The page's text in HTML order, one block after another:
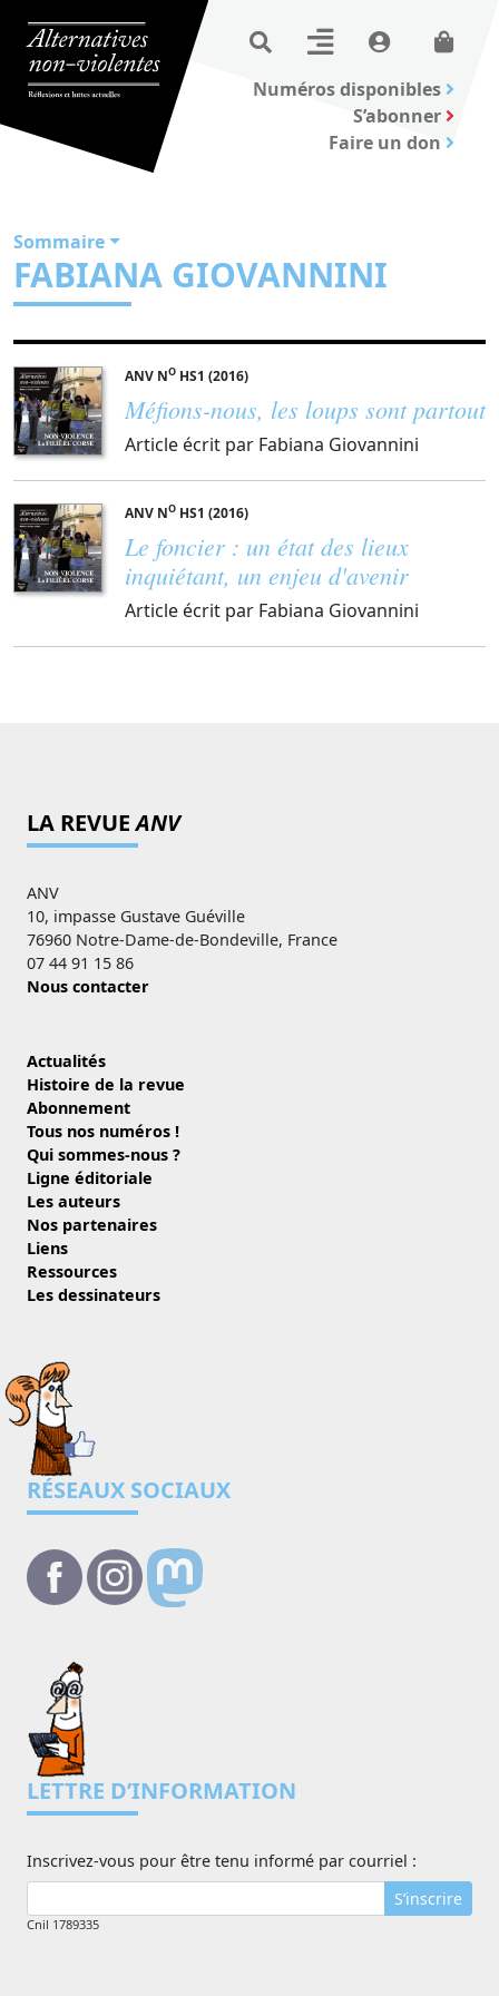
Numéros disponibles
S’abonner
Faire un don
Sommaire
FABIANA GIOVANNINI
ANV NO HS1 (2016)
Méfions-nous, les loups sont partout
Article écrit par Fabiana Giovannini
ANV NO HS1 (2016)
Le foncier : un état des lieux
inquiétant, un enjeu d'avenir
Article écrit par Fabiana Giovannini
LA REVUEANV
ANV
10, impasse Gustave Guéville
76960 Notre-Dame-de-Bondeville, France
07 44 91 15 86
Nous contacter
Actualités
Histoire de la revue
Abonnement
Tous nos numéros !
Qui sommes-nous ?
Ligne éditoriale
Les auteurs
Nos partenaires
Liens
Ressources
Les dessinateurs
RÉSEAUX SOCIAUX
LETTRE D’INFORMATION
Inscrivez-vous pour être tenu informé par courriel :
S’inscrire
Cnil 1789335